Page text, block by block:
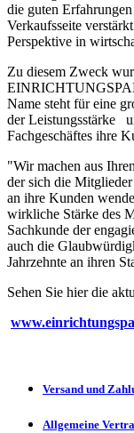
die guten
Verkaufsseite
Perspektive in
Zu diesem Zweck
Name steht für eine
der Leistungsstärke
Fachgeschäftes ihre
"Wir machen aus
der sich die
an ihre Kunden
wirkliche Stärke des
Sachkunde der
auch die
Jahrzehnte an ihren
Sehen Sie hier die
Versand und
Allgemeine